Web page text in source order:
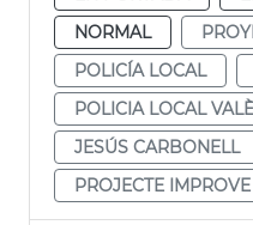
NORMAL
POLICÍA LOCAL
POLICIA LOCAL
JESÚS CARBONELL
PROJECTE IMPROVE